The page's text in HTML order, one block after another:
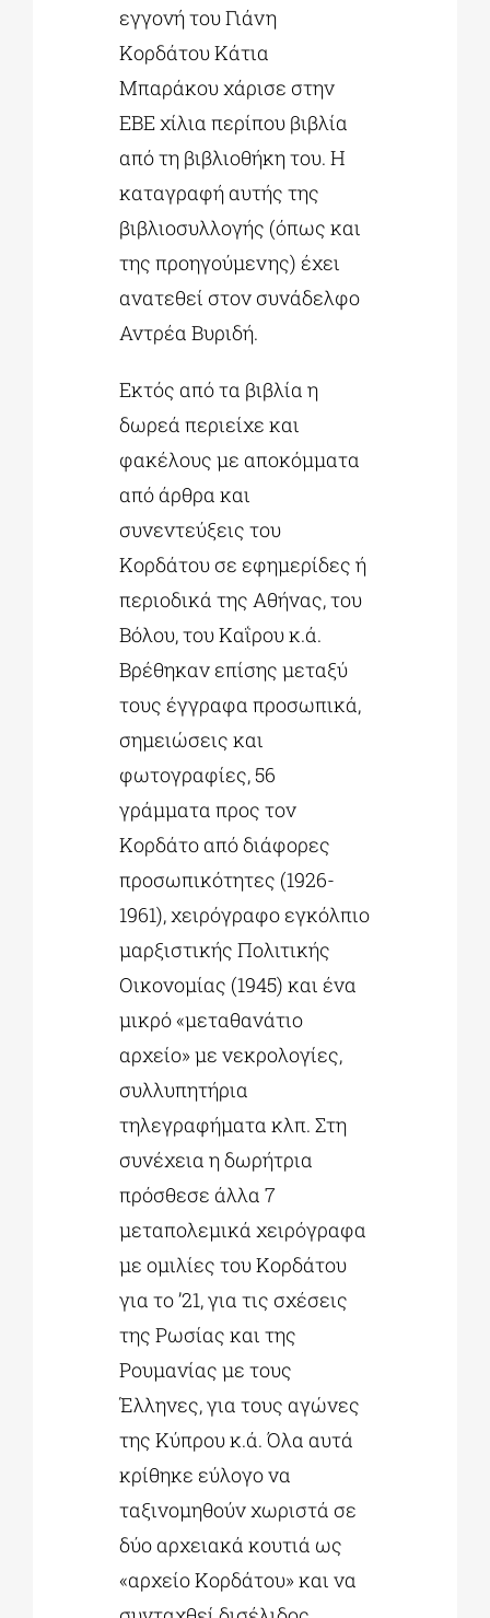
εγγονή του Γιάνη
Κορδάτου Κάτια
Μπαράκου χάρισε στην
ΕΒΕ χίλια περίπου βιβλία
από τη βιβλιοθήκη του. Η
καταγραφή αυτής της
βιβλιοσυλλογής (όπως και
της προηγούμενης) έχει
ανατεθεί στον συνάδελφο
Αντρέα Βυριδή.
Εκτός από τα βιβλία η
δωρεά περιείχε και
φακέλους με αποκόμματα
από άρθρα και
συνεντεύξεις του
Κορδάτου σε εφημερίδες ή
περιοδικά της Αθήνας, του
Βόλου, του Καΐρου κ.ά.
Βρέθηκαν επίσης μεταξύ
τους έγγραφα προσωπικά,
σημειώσεις και
φωτογραφίες, 56
γράμματα προς τον
Κορδάτο από διάφορες
προσωπικότητες (1926-
1961), χειρόγραφο εγκόλπιο
μαρξιστικής Πολιτικής
Οικονομίας (1945) και ένα
μικρό «μεταθανάτιο
αρχείο» με νεκρολογίες,
συλλυπητήρια
τηλεγραφήματα κλπ. Στη
συνέχεια η δωρήτρια
πρόσθεσε άλλα 7
μεταπολεμικά χειρόγραφα
με ομιλίες του Κορδάτου
για το ’21, για τις σχέσεις
της Ρωσίας και της
Ρουμανίας με τους
Έλληνες, για τους αγώνες
της Κύπρου κ.ά. Όλα αυτά
κρίθηκε εύλογο να
ταξινομηθούν χωριστά σε
δύο αρχειακά κουτιά ως
«αρχείο Κορδάτου» και να